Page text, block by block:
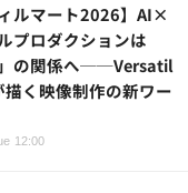
ィルマート2026】AI×
プロダクションは
」の関係へ──Versatil
描く映像制作の新ワー
12:00